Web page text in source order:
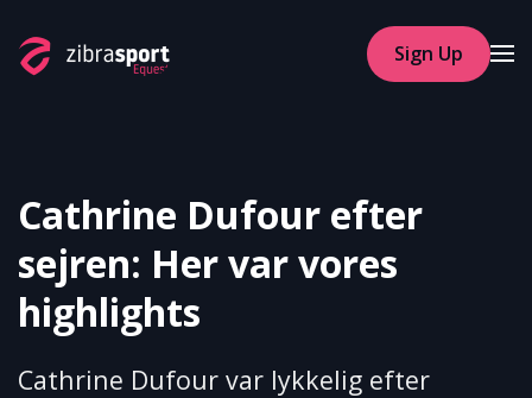
Skip to main content
Sign Up
Cathrine Dufour efter
sejren: Her var vores
highlights
Cathrine Dufour var lykkelig efter